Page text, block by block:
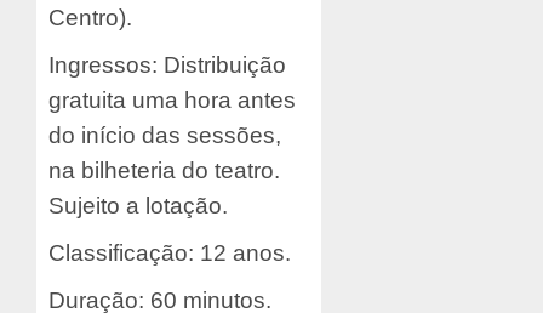
Centro).
Ingressos: Distribuição
gratuita uma hora antes
do início das sessões,
na bilheteria do teatro.
Sujeito a lotação.
Classificação: 12 anos.
Duração: 60 minutos.